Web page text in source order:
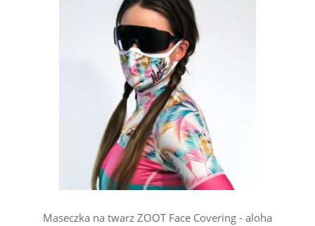
Maseczka na twarz ZOOT Face Covering - aloha